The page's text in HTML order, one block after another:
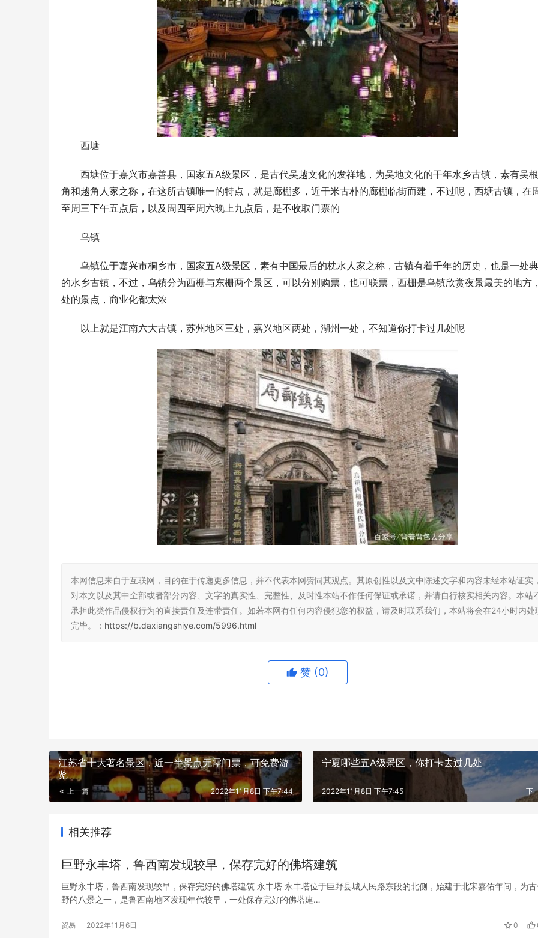
西塘
西塘位于嘉兴市嘉善县，国家五A级景区，是古代吴越文化的发祥地，为吴地文化的干年水乡古镇，素有吴
角和越角人家之称，在这所古镇唯一的特点，就是廊棚多，近干米古朴的廊棚临街而建，不过呢，西塘古镇，在
至周三下午五点后，以及周四至周六晚上九点后，是不收取门票的
乌镇
乌镇位于嘉兴市桐乡市，国家五A级景区，素有中国最后的枕水人家之称，古镇有着千年的历史，也是一处
的水乡古镇，不过，乌镇分为西栅与东栅两个景区，可以分别购票，也可联票，西栅是乌镇欣赏夜景最美的地方
处的景点，商业化都太浓
以上就是江南六大古镇，苏州地区三处，嘉兴地区两处，湖州一处，不知道你打卡过几处呢
本网信息来自于互联网，目的在于传递更多信息，并不代表本网赞同其观点。其原创性以及文中陈述文字和内容未经本站证实
对本文以及其中全部或者部分内容、文字的真实性、完整性、及时性本站不作任何保证或承诺，并请自行核实相关内容。本站
承担此类作品侵权行为的直接责任及连带责任。如若本网有任何内容侵犯您的权益，请及时联系我们，本站将会在24小时内处
完毕。： https://b.daxiangshiye.com/5996.html
赞 (0)
江苏省十大著名景区，近一半景点无需门票，可免费游
览
上一篇 2022年11月8日 下午7:44
宁夏哪些五A级景区，你打卡去过几处
下
2022年11月8日 下午7:45
相关推荐
巨野永丰塔，鲁西南发现较早，保存完好的佛塔建筑
巨野永丰塔，鲁西南发现较早，保存完好的佛塔建筑 永丰塔 永丰塔位于巨野县城人民路东段的北侧，始建于北宋嘉佑年间，为
野的八景之一，是鲁西南地区发现年代较早，一处保存完好的佛塔建…
贸易 2022年11月6日 0